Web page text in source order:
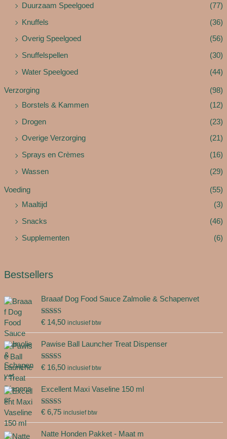
Duurzaam Speelgoed (77)
Knuffels (36)
Overig Speelgoed (56)
Snuffelspellen (30)
Water Speelgoed (44)
Verzorging
(98)
Borstels & Kammen
(12)
Drogen (23)
Overige Verzorging (21)
Sprays en Crèmes (16)
Wassen (29)
Voeding
(55)
Maaltijd
(3)
Snacks (46)
Supplementen (6)
Bestsellers
Braaaf Dog Food Sauce Zalmolie & Schapenvet
Gewaardeer
€14,50 inclusief btw
Pawise Ball Launcher Treat Dispenser
Gewaardeer
€16,50 inclusief btw
Excellent Maxi Vaseline 150 ml
Gewaardeer
€6,75 inclusief btw
Natte Honden Pakket - Maat m